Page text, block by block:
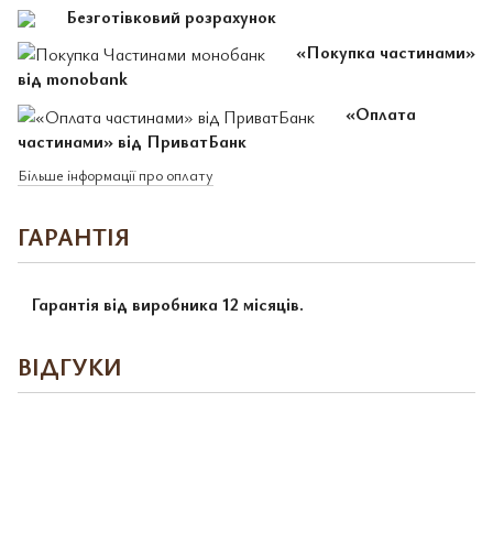
Безготівковий розрахунок
«Покупка частинами»
від monobank
«Оплата
частинами» від ПриватБанк
Більше інформації про оплату
ГАРАНТІЯ
Гарантія від виробника 12 місяців.
ВІДГУКИ